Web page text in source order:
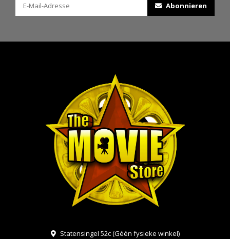
Abonnieren
Statensingel 52c (Géén fysieke winkel)